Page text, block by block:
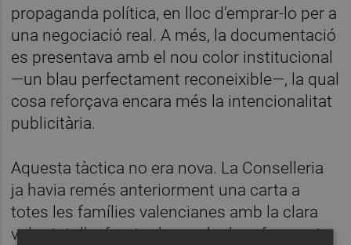
propaganda política, en lloc d'emprar-lo per a
una negociació real. A més, la documentació
es presentava amb el nou color institucional
—un blau perfectament reconeixible—, la qual
cosa reforçava encara més la intencionalitat
publicitària.
Aquesta tàctica no era nova. La Conselleria
ja havia remés anteriorment una carta a
totes les famílies valencianes amb la clara
voluntat d'enfrontar-les amb el professorat.